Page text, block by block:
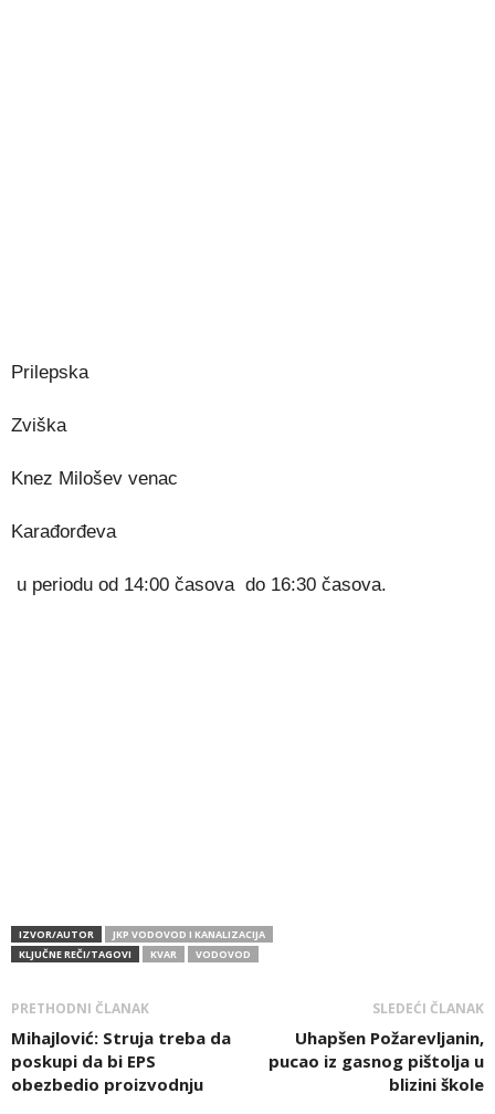
Prilepska
Zviška
Knez Milošev venac
Karađorđeva
u periodu od 14:00 časova do 16:30 časova.
IZVOR/AUTOR
JKP VODOVOD I KANALIZACIJA
KLJUČNE REČI/TAGOVI
KVAR VODOVOD
PRETHODNI ČLANAK
Mihajlović: Struja treba da
poskupi da bi EPS
obezbedio proizvodnju
SLEDEĆI ČLANAK
Uhapšen Požarevljanin,
pucao iz gasnog pištolja u
blizini škole